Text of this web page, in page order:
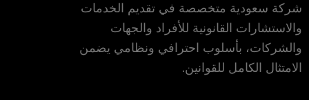
شركة سعودية متخصصة في تقديم الخدمات
والاستشارات القانونية للأفراد والجهات
والشركات، بأسلوب احترافي ونظامي يضمن
الامتثال الكامل للقوانين.